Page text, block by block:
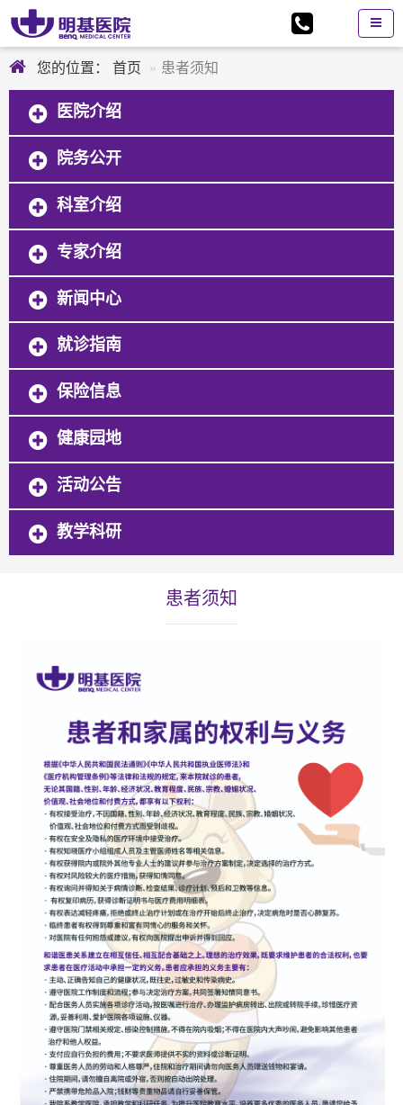
您的位置： 首页 患者须知
医院介绍
院务公开
科室介绍
专家介绍
新闻中心
就诊指南
保险信息
健康园地
活动公告
教学科研
患者须知